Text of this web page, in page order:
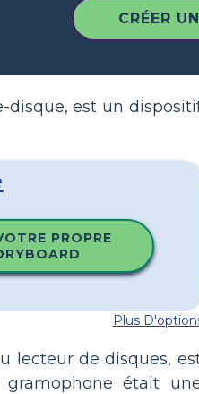
CRÉER
disque, est un
PROPRE
Plus
lecteur de disques,
était